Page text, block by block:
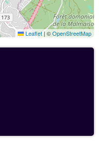
Leaflet|©OpenStreetMap